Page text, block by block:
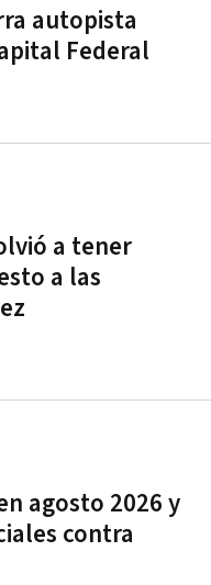
autopista
Federal
a tener
a las
agosto 2026 y
contra